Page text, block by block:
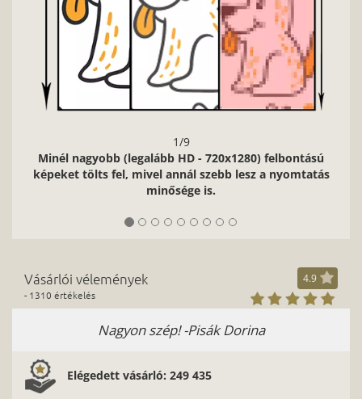
1/9
Minél nagyobb (legalább HD - 720x1280) felbontású
képeket tölts fel, mivel annál szebb lesz a nyomtatás
minősége is.
Vásárlói vélemények
- 1310 értékelés
4.9
Nagyon szép! -Pisák Dorina
Elégedett vásárló: 249 435